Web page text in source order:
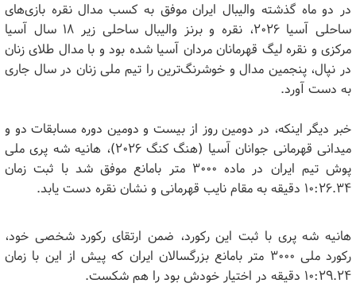
در دو ماه گذشته والیبال ایران موفق به کسب مدال نقره بازی‌های
ساحلی آسیا ۲۰۲۶، نقره و برنز والیبال ساحلی زیر ۱۸ سال آسیا
مرکزی و نقره لیگ قهرمانان مردان آسیا شده بود و با مدال طلای زنان
در نپال، پنجمین مدال و خوشرنگ‌ترین را تیم ملی زنان در سال جاری
به دست آورد.
خبر دیگر اینکه، در دومین روز از بیست و دومین دوره مسابقات دو و
میدانی قهرمانی جوانان آسیا (هنگ کنگ ۲۰۲۶)، هانیه شه پری ملی
پوش تیم ایران در ماده ۳۰۰۰ متر بامانع موفق شد با ثبت زمان
۱۰:۲۶.۳۴ دقیقه به مقام نایب قهرمانی و نشان نقره دست یابد.
هانیه شه پری با ثبت این رکورد، ضمن ارتقای رکورد شخصی خود،
رکورد ملی ۳۰۰۰ متر بامانع بزرگسالان ایران که پیش از این با زمان
۱۰:۲۹.۲۴ دقیقه در اختیار خودش بود را هم شکست.